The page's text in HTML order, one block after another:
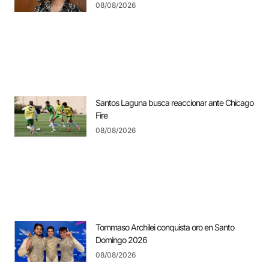
08/08/2026
Santos Laguna busca reaccionar ante Chicago
Fire
08/08/2026
Tommaso Archilei conquista oro en Santo
Domingo 2026
08/08/2026